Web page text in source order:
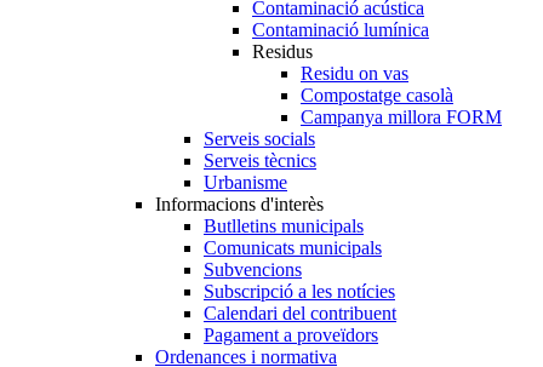
Contaminació acústica
Contaminació lumínica
Residus
Residu on vas
Compostatge casolà
Campanya millora FORM
Serveis socials
Serveis tècnics
Urbanisme
Informacions d'interès
Butlletins municipals
Comunicats municipals
Subvencions
Subscripció a les notícies
Calendari del contribuent
Pagament a proveïdors
Ordenances i normativa